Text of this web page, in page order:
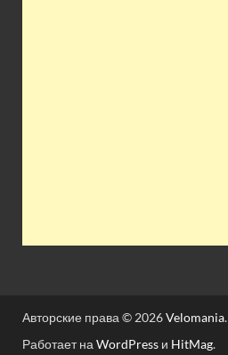
Авторские права © 2026Velomania.
Работает на WordPress и HitMag.